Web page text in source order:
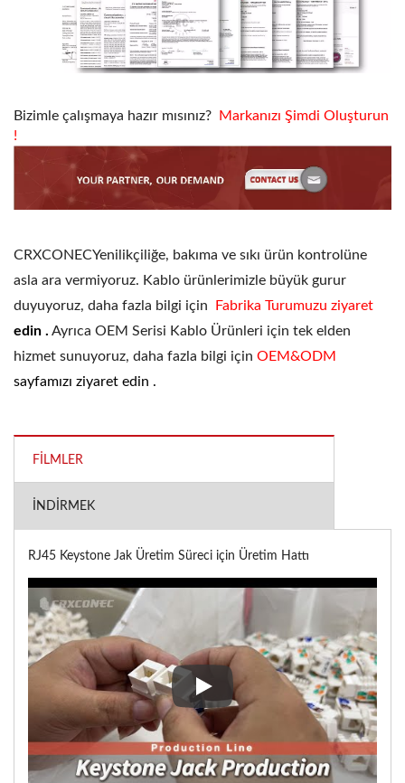
Bizimle çalışmaya hazır mısınız?
Markanızı Şimdi Oluşturun
!
CRXCONECYenilikçiliğe, bakıma ve sıkı ürün kontrolüne
asla ara vermiyoruz. Kablo ürünlerimizle büyük gurur
duyuyoruz, daha fazla bilgi için
Fabrika Turumuzu ziyaret
edin . Ayrıca OEM Serisi Kablo Ürünleri için tek elden
hizmet sunuyoruz, daha fazla bilgi için OEM&ODM
sayfamızı ziyaret edin .
FILMLER
İNDIRMEK
RJ45 Keystone Jak Üretim Süreci için Üretim Hattı
RJ45 Keystone Jak Üretim